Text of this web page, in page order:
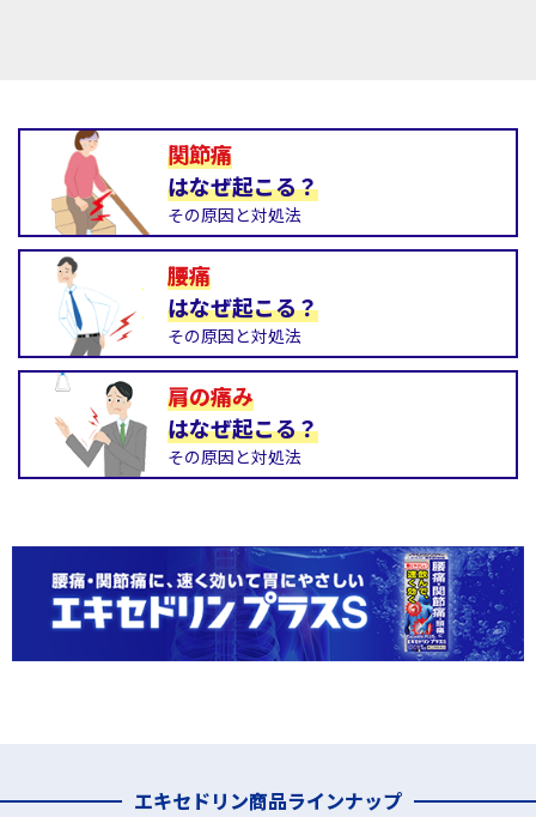
関節痛
はなぜ起こる？
その原因と対処法
腰痛
はなぜ起こる？
その原因と対処法
肩の痛み
はなぜ起こる？
その原因と対処法
エキセドリン商品ラインナップ